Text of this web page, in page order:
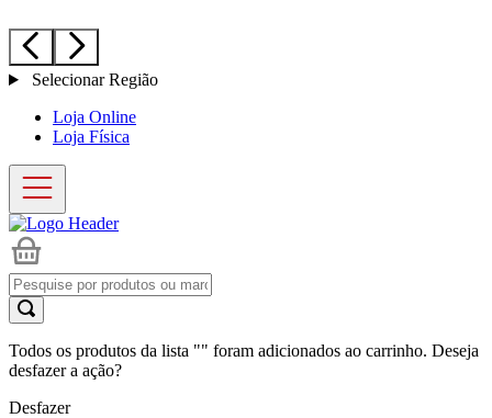
Selecionar Região
Loja Online
Loja Física
Todos os produtos da lista "" foram adicionados ao carrinho. Deseja
desfazer a ação?
Desfazer